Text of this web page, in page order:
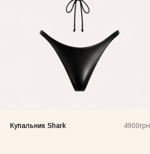
Купальник Shark 4900грн